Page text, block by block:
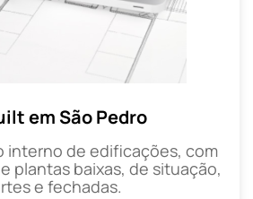
em São Pedro
interno de edificações, com
plantas baixas, de situação,
e fechadas.